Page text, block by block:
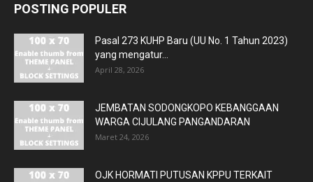
POSTING POPULER
Pasal 273 KUHP Baru (UU No. 1 Tahun 2023)
yang mengatur...
April 28, 2026
JEMBATAN SODONGKOPO KEBANGGAAN
WARGA CIJULANG PANGANDARAN
Maret 24, 2026
OJK HORMATI PUTUSAN KPPU TERKAIT